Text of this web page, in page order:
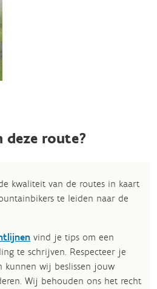
deze route?
kwaliteit van de routes in kaart
te leiden naar de
vind je tips om een
te schrijven. Respecteer je
wij beslissen jouw
Wij behouden ons het recht